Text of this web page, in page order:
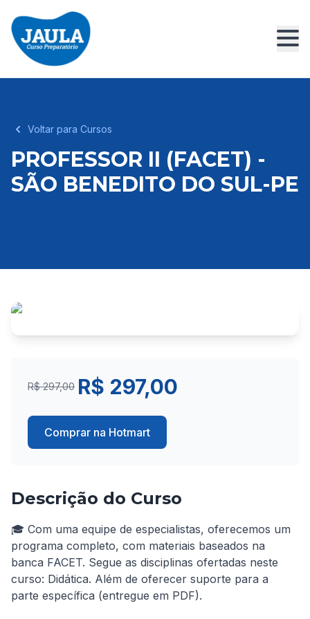
Voltar para Cursos
PROFESSOR II (FACET) -
SÃO BENEDITO DO SUL-PE
R$ 297,00 R$ 297,00
Comprar na Hotmart
Descrição do Curso
🎓 Com uma equipe de especialistas, oferecemos um
programa completo, com materiais baseados na
banca FACET. Segue as disciplinas ofertadas neste
curso: Didática. Além de oferecer suporte para a
parte específica (entregue em PDF).